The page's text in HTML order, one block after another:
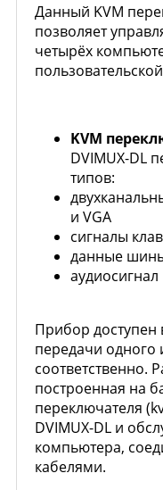
Данный KVM
позволяет
четырёх
KVM
DVIMUX-DL
типов:
и VGA
сигналы
данные
аудиосигнал
Прибор доступен
передачи одного
соответственно.
построенная на
переключателя
DVIMUX-DL и
компьютера,
кабелями.